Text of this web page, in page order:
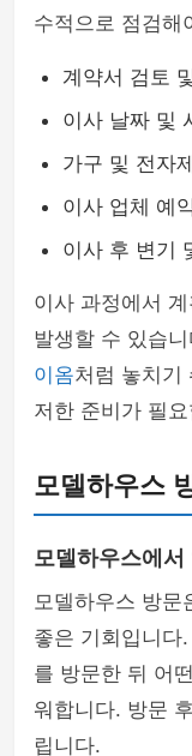
수적으로 점검해
계약서 검토
이사 날짜 및
가구 및 전자
이사 업체 예
이사 후 변기
이사 과정에서
발생할 수 있습
이옴처럼 놓치기
저한 준비가 필
모델하우스
모델하우스에서
모델하우스 방문
좋은 기회입니다
를 방문한 뒤 어
워합니다. 방문
립니다.